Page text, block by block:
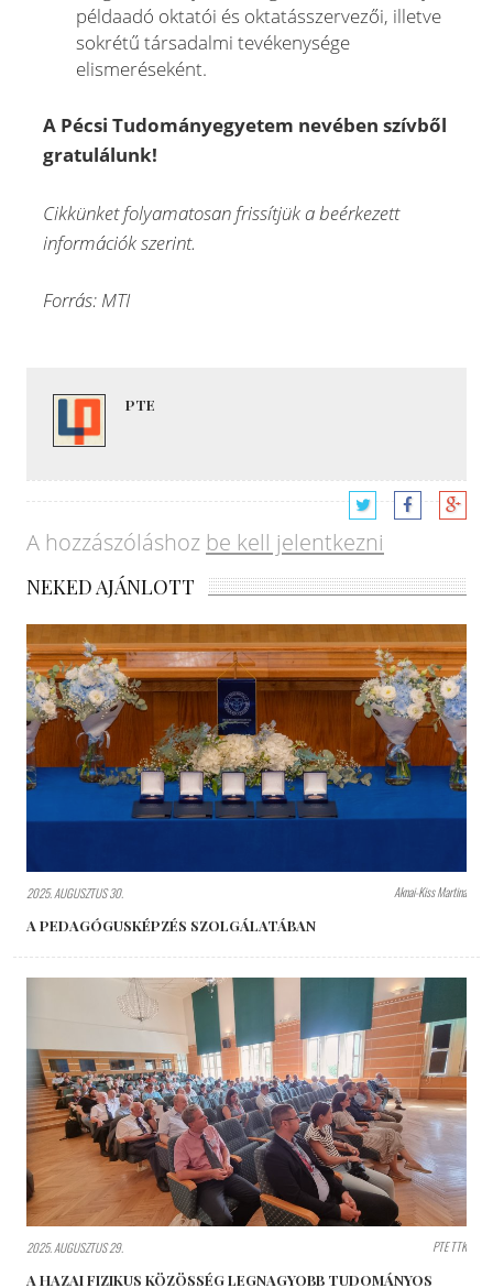
példaadó oktatói és oktatásszervezői, illetve
sokrétű társadalmi tevékenysége
elismeréseként.
A Pécsi Tudományegyetem nevében szívből
gratulálunk!
Cikkünket folyamatosan frissítjük a beérkezett
információk szerint.
Forrás: MTI
PTE
A hozzászóláshoz be kell jelentkezni
NEKED AJÁNLOTT
2025. AUGUSZTUS 30. Aknai-Kiss Martina
A PEDAGÓGUSKÉPZÉS SZOLGÁLATÁBAN
2025. AUGUSZTUS 29. PTE TTK
A HAZAI FIZIKUS KÖZÖSSÉG LEGNAGYOBB TUDOMÁNYOS